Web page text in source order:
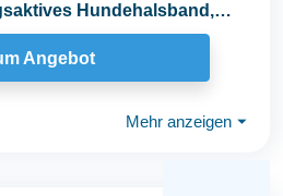
Hundehalsband,
Angebot
Mehr anzeigen ⏷